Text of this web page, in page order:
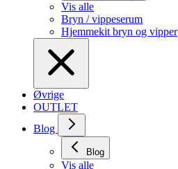
Vis alle
Bryn / vippeserum
Hjemmekit bryn og vipper
Øvrige
OUTLET
Blog
Blog
Vis alle